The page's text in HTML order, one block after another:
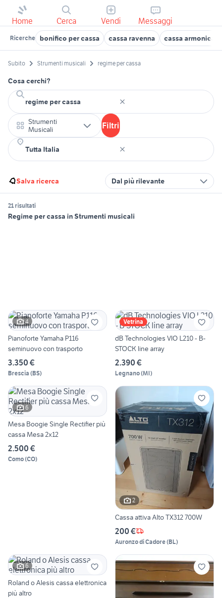
Home Cerca Vendi Messaggi
Ricerche bonifico per cassa cassa ravenna cassa armonica
Subito Strumenti musicali regime per cassa
Cosa cerchi?
Strumenti
Musicali
Filtri
Salva ricerca Dal più rilevante
21 risultati
Regime per cassa in Strumenti musicali
4
Pianoforte Yamaha P116
seminuovo con trasporto
3.350 €
Brescia (BS)
Vetrina
dB Technologies VIO L210 - B-
STOCK line array
2.390 €
Legnano(MI)
6
Mesa Boogie Single Rectifier più
cassa Mesa 2x12
2.500 €
Como(CO)
2
Cassa attiva Alto TX312 700W
200 €
Auronzo di Cadore(BL)
6
Roland o Alesis cassa elettronica
più altro